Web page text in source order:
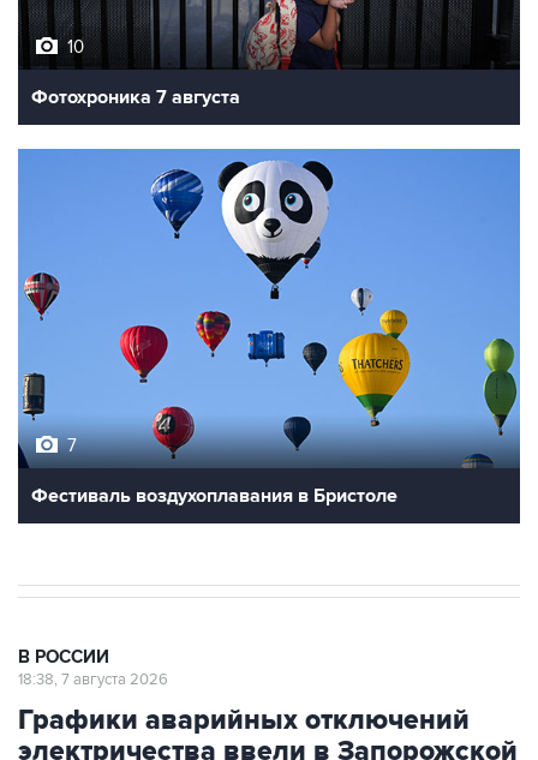
10
Фотохроника 7 августа
7
Фестиваль воздухоплавания в Бристоле
В РОССИИ
18:38, 7 августа 2026
Графики аварийных отключений
электричества ввели в Запорожской